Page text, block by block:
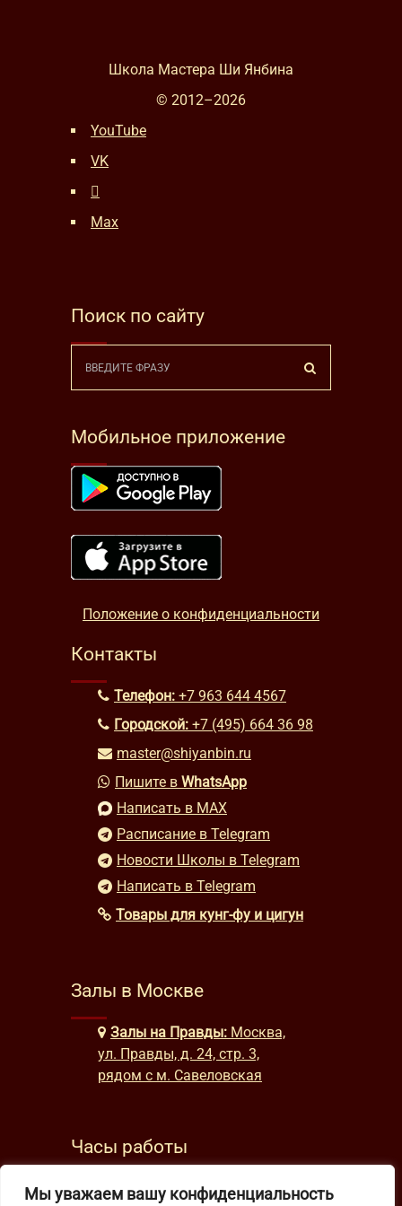
Мы уважаем вашу конфиденциальность
Школа Мастера Ши Янбина
© 2012–2026
YouTube
VK
Max
Поиск по сайту
Мобильное приложение
Положение о конфиденциальности
Контакты
Телефон: +7 963 644 4567
Городской: +7 (495) 664 36 98
master@shiyanbin.ru
Пишите в WhatsApp
Написать в MAX
Расписание в Telegram
Новости Школы в Telegram
Написать в Telegram
Товары для кунг-фу и цигун
Залы в Москве
Залы на Правды: Москва,
ул. Правды, д. 24, стр. 3,
рядом с м. Савеловская
Часы работы
будни: с 9:00 до 22:00